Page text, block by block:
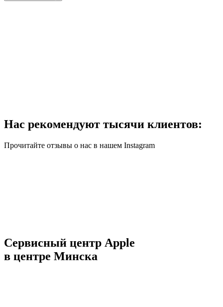
Нас рекомендуют тысячи клиентов:
Прочитайте отзывы о нас в нашем Instagram
Сервисный центр Apple
в центре Минска